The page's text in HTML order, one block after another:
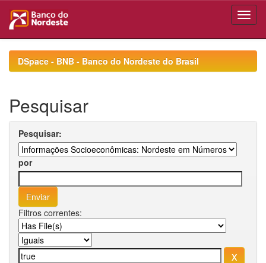
navigationDSpace - BNB - Banco do Nordeste do Brasil
Pesquisar
Pesquisar:
por
Filtros correntes: